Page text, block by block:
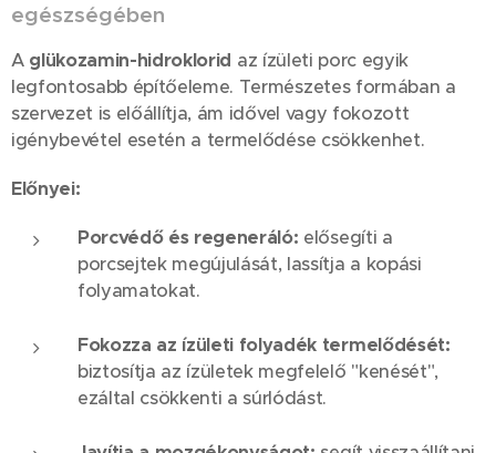
egészségében
A glükozamin-hidroklorid az ízületi porc egyik
legfontosabb építőeleme. Természetes formában a
szervezet is előállítja, ám idővel vagy fokozott
igénybevétel esetén a termelődése csökkenhet.
Előnyei:
Porcvédő és regeneráló: elősegíti a
porcsejtek megújulását, lassítja a kopási
folyamatokat.
Fokozza az ízületi folyadék termelődését:
biztosítja az ízületek megfelelő "kenését",
ezáltal csökkenti a súrlódást.